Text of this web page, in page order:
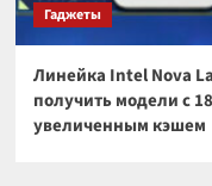
Гаджеты
Линейка Intel Nova
получить модели с
увеличенным кэшем